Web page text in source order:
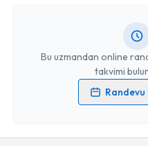
Bu uzmandan online
takvimi
Randevu
Kişisel verilerimin
işlenmesini kabul ediyorum.
Randevu Takvimi Talebi